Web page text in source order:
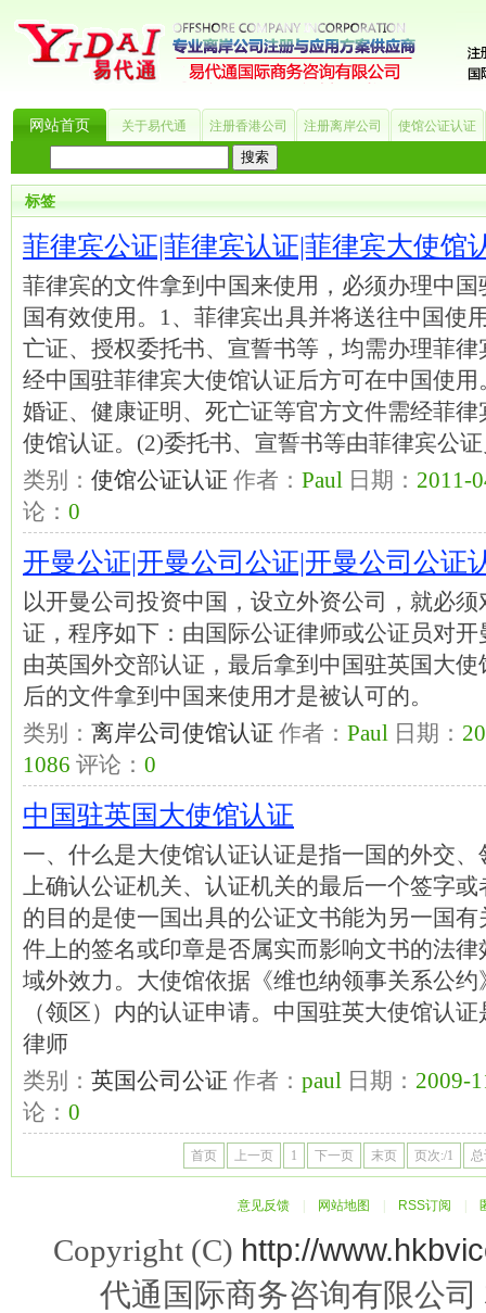
网站首页 关于易代通 注册香港公司 注册离岸公司 使馆公证认证
热门搜索：_? 美国公司 BVI公司 英国公司 银行开户 香港公司 商标注册
标签
菲律宾公证|菲律宾认证|菲律宾大使馆
菲律宾的文件拿到中国来使用，必须办理中
国有效使用。1、菲律宾出具并将送往中国使
亡证、授权委托书、宣誓书等，均需办理菲
经中国驻菲律宾大使馆认证后方可在中国使
婚证、健康证明、死亡证等官方文件需经菲
使馆认证。(2)委托书、宣誓书等由菲律宾公
类别： 使馆公证认证 作者： Paul 日期： 2011-
论： 0
开曼公证|开曼公司公证|开曼公司公证
以开曼公司投资中国，设立外资公司，就必
证，程序如下：由国际公证律师或公证员对
由英国外交部认证，最后拿到中国驻英国大
后的文件拿到中国来使用才是被认可的。
类别： 离岸公司使馆认证 作者： Paul 日期：
1086 评论： 0
中国驻英国大使馆认证
一、什么是大使馆认证认证是指一国的外交
上确认公证机关、认证机关的最后一个签字
的目的是使一国出具的公证文书能为另一国
件上的签名或印章是否属实而影响文书的法
域外效力。大使馆依据《维也纳领事关系公
（领区）内的认证申请。中国驻英大使馆认
律师
类别： 英国公司公证 作者： paul 日期： 2009-
论： 0
首页 上一页 1 下一页 末页 页次:/1
意见反馈 网站地图 RSS订阅
Copyright (C) http://
代通国际商务咨询有限公